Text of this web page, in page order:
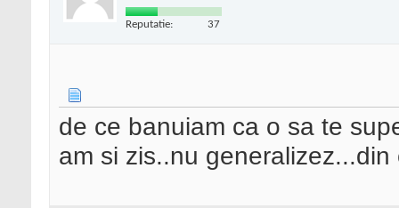
Reputatie: 37
de ce banuiam ca o sa te
am si zis..nu